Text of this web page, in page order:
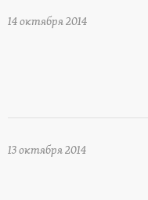
14 октября 2014
13 октября 2014